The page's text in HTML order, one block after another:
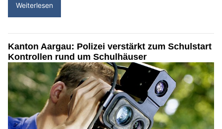
Weiterlesen
Kanton Aargau: Polizei verstärkt zum Schulstart
Kontrollen rund um Schulhäuser